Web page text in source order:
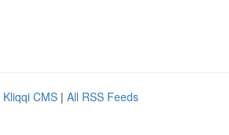
Kliqqi CMS | All RSS Feeds